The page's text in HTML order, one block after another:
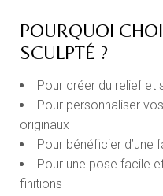
POURQUOI
SCULPTÉ ?
Pour créer du relief et
Pour personnaliser
originaux
Pour bénéficier d’une
Pour une pose facile
finitions